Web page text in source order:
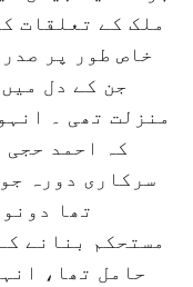
ملک کے تعلقات
خاص طور پر
جن کے دل
منزلت تھی ۔
کہ احمد حجی
تھا
مستحکم بنانے
حامل تھا،